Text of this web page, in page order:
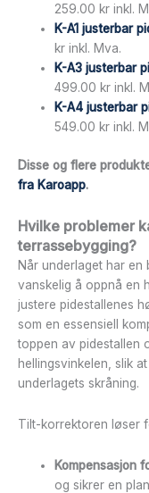
259.00 kr inkl.
K-A1 justerbar
kr inkl. Mva.
K-A3 justerbar
499.00 kr inkl.
K-A4 justerbar
549.00 kr inkl.
Disse og flere
fra Karoapp.
Hvilke problemer
terrassebygging?
Når underlaget har
vanskelig å oppnå en
justere pidestallenes
som en essensiell
toppen av pidestallen
hellingsvinkelen, slik
underlagets skråning.
Tilt-korrektoren løser
Kompensasjon
og sikrer en